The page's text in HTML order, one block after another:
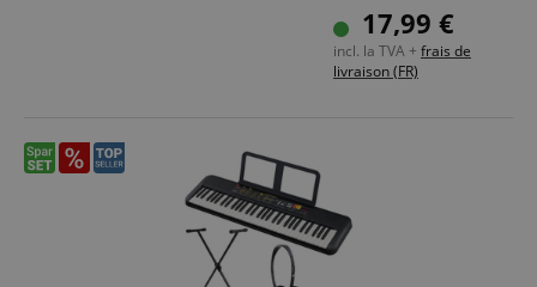
17,99 €
incl. la TVA + frais de
livraison (FR)